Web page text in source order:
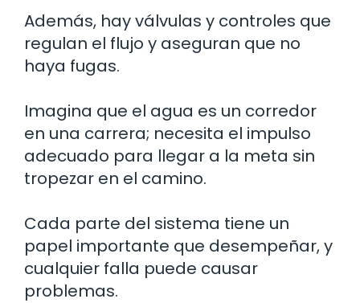
Además, hay válvulas y controles que
regulan el flujo y aseguran que no
haya fugas.
Imagina que el agua es un corredor
en una carrera; necesita el impulso
adecuado para llegar a la meta sin
tropezar en el camino.
Cada parte del sistema tiene un
papel importante que desempeñar, y
cualquier falla puede causar
problemas.